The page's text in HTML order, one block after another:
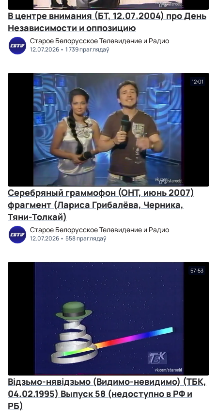
В центре внимания (БТ, 12.07.2004) про День
Независимости и оппозицию
Старое Белорусское Телевидение и Радио
12.07.2026 1 739 праглядаў
12:01
Серебряный граммофон (ОНТ, июнь 2007)
фрагмент (Лариса Грибалёва, Черника,
Тяни-Толкай)
Старое Белорусское Телевидение и Радио
12.07.2026 558 праглядаў
57:53
Вiдзьмо-нявiдзьмо (Видимо-невидимо) (ТБК,
04.02.1995) Выпуск 58 (недоступно в РФ и
РБ)